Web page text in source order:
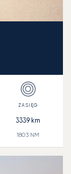
3339 km
1803 NM